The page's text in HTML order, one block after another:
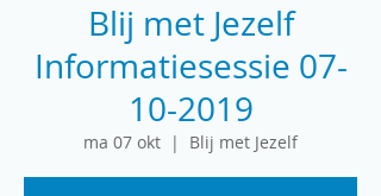
Blij met Jezelf
Informatiesessie 07-
10-2019
ma 07 okt
  |
Blij met Jezelf